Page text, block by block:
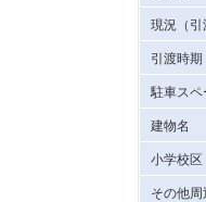
現況（引
引渡時期
駐車スペ
建物名
小学校区
その他